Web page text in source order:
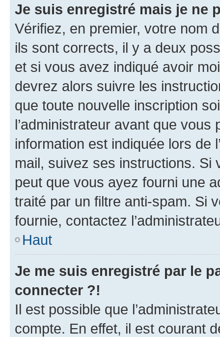
Je suis enregistré mais je ne
Vérifiez, en premier, votre nom
ils sont corrects, il y a deux
et si vous avez indiqué avoir
devrez alors suivre les
que toute nouvelle inscription
l’administrateur avant que
information est indiquée lors de
mail, suivez ses instructions. Si
peut que vous ayez fourni une
traité par un filtre anti-spam. Si
fournie, contactez
Haut
Je me suis enregistré par le
connecter ?!
Il est possible que
compte. En effet, il est courant